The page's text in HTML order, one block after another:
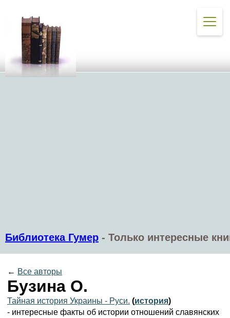
Библиотека Гумер - Только интересные
← Все авторы
Бузина О.
Тайная история Украины - Руси. (история)
- интересные факты об истории отношений славянских